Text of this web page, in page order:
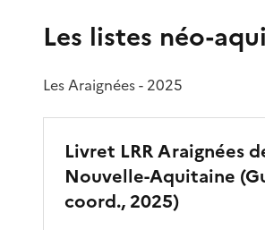
Les listes néo-
Les Araignées - 2025
Livret LRR Araignées
Nouvelle-Aquitaine
coord., 2025)